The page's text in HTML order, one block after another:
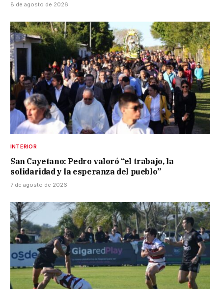
8 de agosto de 2026
INTERIOR
San Cayetano: Pedro valoró “el trabajo, la
solidaridad y la esperanza del pueblo”
7 de agosto de 2026